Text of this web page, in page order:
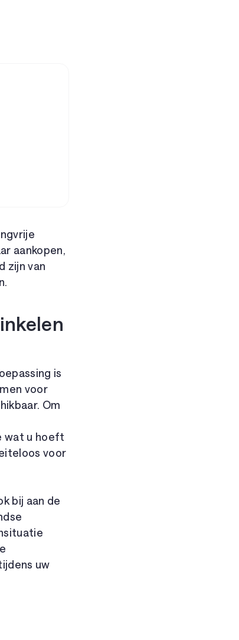
aankopen,
zijn van
is
voor
Om
wat u hoeft
voor
bij aan de
uw